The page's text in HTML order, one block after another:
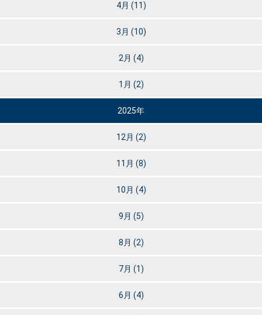
4月 (11)
3月 (10)
2月 (4)
1月 (2)
2025年
12月 (2)
11月 (8)
10月 (4)
9月 (5)
8月 (2)
7月 (1)
6月 (4)